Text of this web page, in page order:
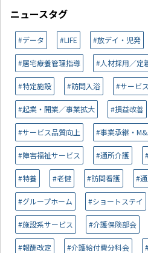
ニュースタグ
#データ #LIFE #放デイ・児発
#居宅療養管理指導 #人材採用／定
#特定施設 #訪問入浴 #サービ
#起業・開業／事業拡大 #損益改善
#サービス品質向上 #事業承継・
#障害福祉サービス #通所介護
#特養 #老健 #訪問看護 #
#グループホーム #ショートステイ
#施設系サービス #介護保険部会
#報酬改定 #介護給付費分科会